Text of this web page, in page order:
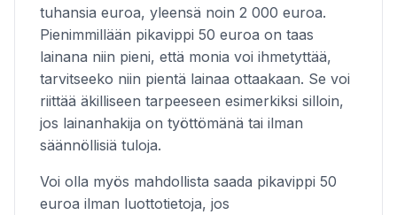
tuhansia euroa, yleensä noin 2 000 euroa.
Pienimmillään pikavippi 50 euroa on taas
lainana niin pieni, että monia voi ihmetyttää,
tarvitseeko niin pientä lainaa ottaakaan. Se voi
riittää äkilliseen tarpeeseen esimerkiksi silloin,
jos lainanhakija on työttömänä tai ilman
säännöllisiä tuloja.
Voi olla myös mahdollista saada pikavippi 50
euroa ilman luottotietoja, jos